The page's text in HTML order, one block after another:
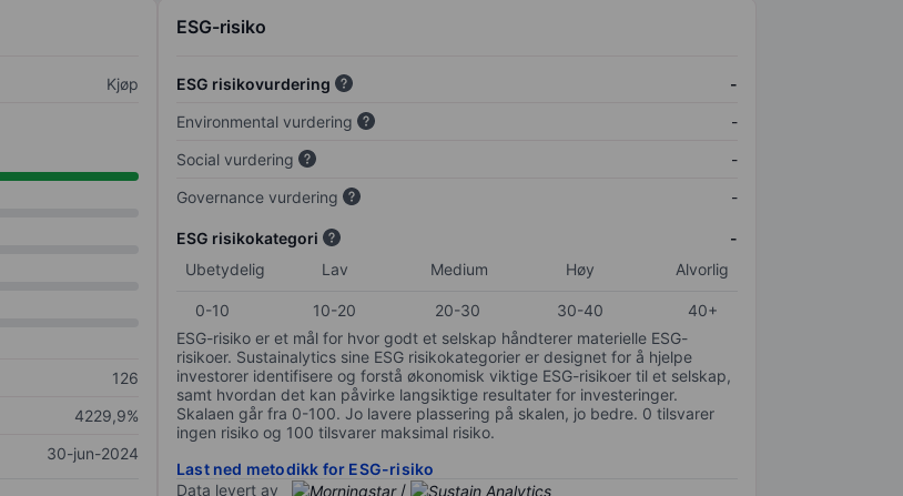
Kjøp
126
4229,9%
30-jun-2024
ESG-risiko
ESG risikovurdering
-
Environmental vurdering
-
Social vurdering
-
Governance vurdering
-
ESG risikokategori
-
Ubetydelig
Lav Medium Høy Alvorlig
0-10 10-20 20-30 30-40
40+
ESG-risiko er et mål for hvor godt et selskap håndterer materielle ESG-
risikoer. Sustainalytics sine ESG risikokategorier er designet for å hjelpe
investorer identifisere og forstå økonomisk viktige ESG-risikoer til et selskap,
samt hvordan det kan påvirke langsiktige resultater for investeringer.
Skalaen går fra 0-100. Jo lavere plassering på skalen, jo bedre. 0 tilsvarer
ingen risiko og 100 tilsvarer maksimal risiko.
Last ned metodikk for ESG-risiko
Data levert av
/